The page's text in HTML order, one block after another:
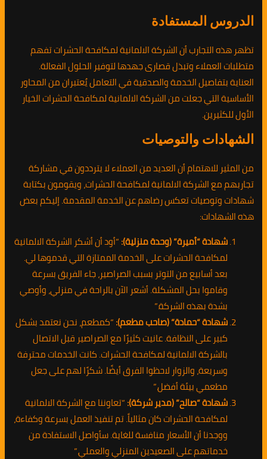
الدروس المستفادة
تظهر هذه التجارب أن الشركة الالمانية لمكافحة الحشرات تفهم
متطلبات العملاء وتبذل قصارى جهدها لتوفير الحلول الفعالة.
العناية بتفاصيل الخدمة والصدقية في التعامل يُعتبران من المحاور
الأساسية التي جعلت من الشركة الالمانية لمكافحة الحشرات الخيار
الأول للكثيرين.
الشهادات والتوصيات
من المثير للاهتمام أن العديد من العملاء لا يترددون في مشاركة
تجاربهم مع الشركة الالمانية لمكافحة الحشرات، ويقومون بكتابة
شهادات وتوصيات تعكس رضاهم عن الخدمة المقدمة. إليكم بعض
هذه الشهادات:
شهادة “أميرة” (وحدة منزلية):“أود أن أشكر الشركة الالمانية
لمكافحة الحشرات على الخدمة الممتازة التي قدموها لي.
بعد أسابيع من التوتر بسبب الصراصير، جاء الفريق بسرعة
وقاموا بحل المشكلة. أشعر الآن بالراحة في منزلي، وأوصي
بشدة بهذه الشركة.”
شهادة “حمادة” (صاحب مطعم):“كمطعم، نحن نعتمد بشكل
كبير على النظافة. عانيت كثيرًا مع الصراصير قبل الاتصال
بالشركة الالمانية لمكافحة الحشرات. كانت الخدمات محترفة
وسريعة، والزوار لاحظوا الفرق أيضًا. شكرًا لهم على جعل
مطعمي بيئة أفضل.”
شهادة “صالح” (مدير شركة):“تعاوننا مع الشركة الالمانية
لمكافحة الحشرات كان مثالياً. تم تنفيذ العمل بسرعة وكفاءة،
ووجدنا أن الأسعار منافسة للغاية. سأواصل الاستفادة من
خدماتهم على الصعيدين المنزلي والعملي.”